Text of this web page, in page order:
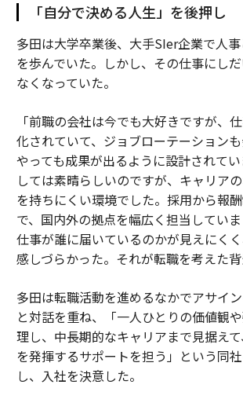
「自分で決める人生」を後押し
多田は大学卒業後、大手SIer企業で人
を歩んでいた。しかし、その仕事にし
なくなっていた。
「前職の会社は今でも大好きですが、
化されていて、ジョブローテーション
やっても成果が出るように設計されて
しては素晴らしいのですが、キャリア
を持ちにくい環境でした。採用から報
で、国内外の拠点を幅広く担当してい
仕事が誰に届いているのかが見えにく
感しづらかった。それが転職を考えた背
多田は転職活動を進めるなかでアサイ
と対話を重ね、「一人ひとりの価値観
理し、中長期的なキャリアまで見据え
を発揮するサポートを担う」という同
し、入社を決意した。